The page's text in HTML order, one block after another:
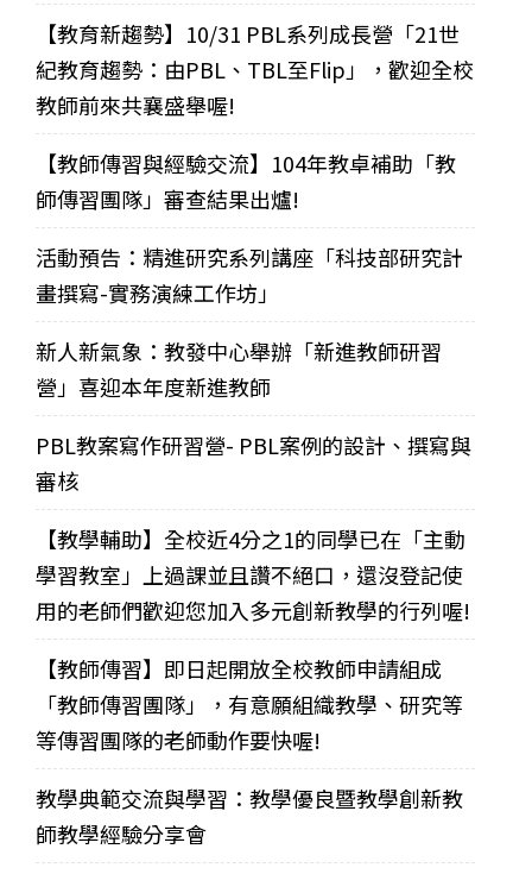
【教育新趨勢】10/31 PBL系列成長營「21世
紀教育趨勢：由PBL、TBL至Flip」，歡迎全校
教師前來共襄盛舉喔!
【教師傳習與經驗交流】104年教卓補助「教
師傳習團隊」審查結果出爐!
活動預告：精進研究系列講座「科技部研究計
畫撰寫-實務演練工作坊」
新人新氣象：教發中心舉辦「新進教師研習
營」喜迎本年度新進教師
PBL教案寫作研習營- PBL案例的設計、撰寫與
審核
【教學輔助】全校近4分之1的同學已在「主動
學習教室」上過課並且讚不絕口，還沒登記使
用的老師們歡迎您加入多元創新教學的行列喔!
【教師傳習】即日起開放全校教師申請組成
「教師傳習團隊」，有意願組織教學、研究等
等傳習團隊的老師動作要快喔!
教學典範交流與學習：教學優良暨教學創新教
師教學經驗分享會